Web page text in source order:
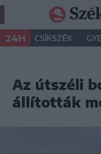
24H CSÍKSZÉK •
Az útszéli
állították